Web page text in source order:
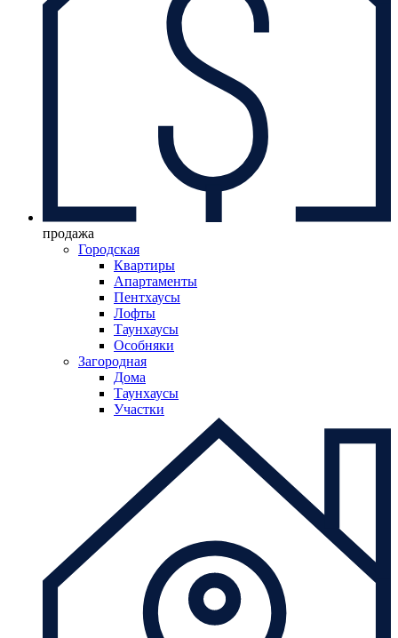
продажа
Городская
Квартиры
Апартаменты
Пентхаусы
Лофты
Таунхаусы
Особняки
Загородная
Дома
Таунхаусы
Участки